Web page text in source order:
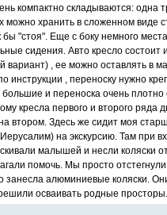
компактно складываются: одна
хранить в сложенном виде
бы "стоя". Еще с боку немного
сидения. Авто кресло состоит
, ее можно оставлять в
инструкции , переноску нужно
и переноска очень
кресла первого и второго ряда
втором. Здесь же сидит моя
на экскурсию. Там при
малышей и несли коляски
помочь. Мы просто
алюминиевые коляски.
осваивать родные просторы.